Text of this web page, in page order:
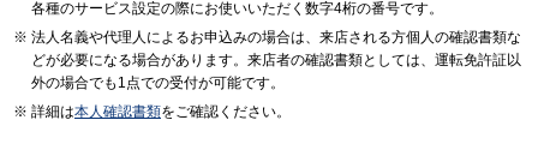
各種のサービス設定の際にお使いいただく数字4桁の番号です。
法人名義や代理人によるお申込みの場合は、来店される方個人の確認書類な
どが必要になる場合があります。来店者の確認書類としては、運転免許証以
外の場合でも1点での受付が可能です。
詳細は本人確認書類をご確認ください。